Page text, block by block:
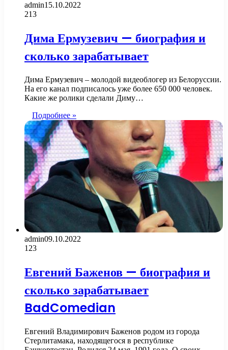
admin15.10.2022
213
Дима Ермузевич — биография и
сколько зарабатывает
Дима Ермузевич – молодой видеоблогер из Белоруссии.
На его канал подписалось уже более 650 000 человек.
Какие же ролики сделали Диму…
Подробнее »
admin09.10.2022
123
Евгений Баженов — биография и
сколько зарабатывает
BadComedian
Евгений Владимирович Баженов родом из города
Стерлитамака, находящегося в республике